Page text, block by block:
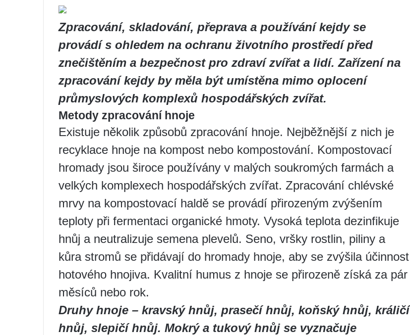
Zpracování, skladování, přeprava a používání kejdy se
provádí s ohledem na ochranu životního prostředí před
znečištěním a bezpečnost pro zdraví zvířat a lidí. Zařízení na
zpracování kejdy by měla být umístěna mimo oplocení
průmyslových komplexů hospodářských zvířat.
Metody zpracování hnoje
Existuje několik způsobů zpracování hnoje. Nejběžnější z nich je
recyklace hnoje na kompost nebo kompostování. Kompostovací
hromady jsou široce používány v malých soukromých farmách a
velkých komplexech hospodářských zvířat. Zpracování chlévské
mrvy na kompostovací haldě se provádí přirozeným zvýšením
teploty při fermentaci organické hmoty. Vysoká teplota dezinfikuje
hnůj a neutralizuje semena plevelů. Seno, vršky rostlin, piliny a
kůra stromů se přidávají do hromady hnoje, aby se zvýšila účinnost
hotového hnojiva. Kvalitní humus z hnoje se přirozeně získá za pár
měsíců nebo rok.
Druhy hnoje – kravský hnůj, prasečí hnůj, koňský hnůj, králičí
hnůj, slepičí hnůj. Mokrý a tukový hnůj se vyznačuje